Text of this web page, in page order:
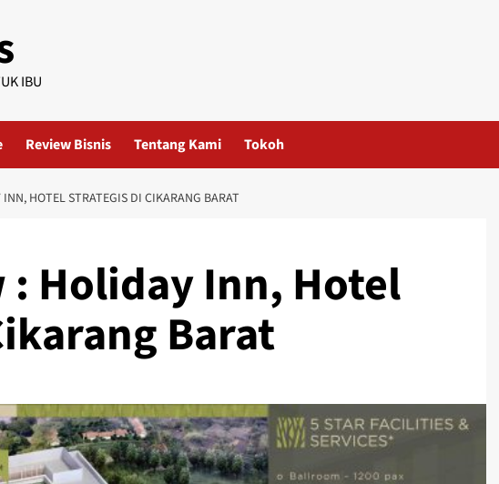
IBU
Review Bisnis Tentang Kami Tokoh
HOTEL STRATEGIS DI CIKARANG BARAT
: Holiday Inn, Hotel
Barat